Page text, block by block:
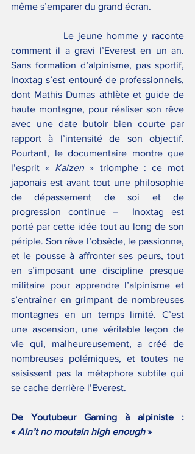
même s’emparer du grand écran.
comment il a gravi l’Everest en un an.
Sans formation d’alpinisme, pas sportif,
Inoxtag s’est entouré de professionnels,
dont Mathis Dumas athlète et guide de
haute montagne, pour réaliser son rêve
avec une date butoir bien courte par
rapport à l’intensité de son objectif.
Pourtant, le documentaire montre que
l’esprit « Kaizen » triomphe : ce mot
japonais est avant tout une philosophie
de dépassement de soi et de
progression continue –  Inoxtag est
porté par cette idée tout au long de son
périple. Son rêve l’obsède, le passionne,
et le pousse à affronter ses peurs, tout
en s’imposant une discipline presque
militaire pour apprendre l’alpinisme et
s’entraîner en grimpant de nombreuses
montagnes en un temps limité. C’est
une ascension, une véritable leçon de
vie qui, malheureusement, a créé de
nombreuses polémiques, et toutes ne
saisissent pas la métaphore subtile qui
se cache derrière l’Everest.
De Youtubeur Gaming à alpiniste :
« Ain’t no moutain high enough »